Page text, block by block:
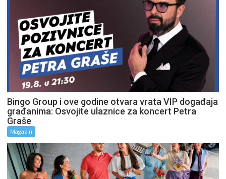
Bingo Group i ove godine otvara vrata VIP događaja
građanima: Osvojite ulaznice za koncert Petra
Graše
Magazin